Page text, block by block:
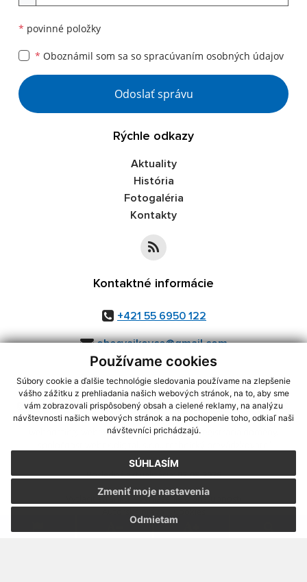
Používame cookies
Súbory cookie a ďalšie technológie sledovania používame na zlepšenie
vášho zážitku z prehliadania našich webových stránok, na to, aby sme
vám zobrazovali prispôsobený obsah a cielené reklamy, na analýzu
návštevnosti našich webových stránok a na pochopenie toho, odkiaľ naši
návštevníci prichádzajú.
SÚHLASÍM
Odmietam
Zmeniť moje nastavenia
* povinné položky
* Oboznámil som sa so spracúvaním osobných údajov
Odoslať správu
Rýchle odkazy
Aktuality
História
Fotogaléria
Kontakty
Kontaktné informácie
+421 55 6950 122
obecvajkovce@gmail.com
využite možnosť získavania aktuálnych informácií s využitím RSS
CMS systém (redakčný) systém ECHELON 2,Mapa stránok,web portál
webex.digital, s.r.o.,domény,registrácia domény
Posledná aktualizácia:07.08.2026
Vytlačiť stránku|Vyhlásenie o prístupnosti